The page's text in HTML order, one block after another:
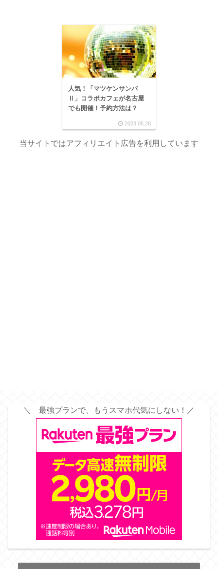
人気！「マツケンサンバ
Ⅱ」コラボカフェが名古屋
でも開催！予約方法は？
2023.05.28
当サイトではアフィリエイト広告を利用しています
＼ 最強プランで、もうスマホ代気にしない！／